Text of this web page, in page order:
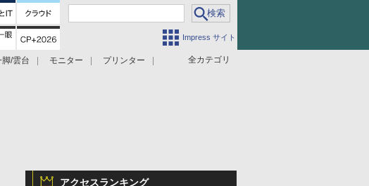
Impress サイト
全カテゴリ
/雲台 モニター
プリンター
アクセスランキング